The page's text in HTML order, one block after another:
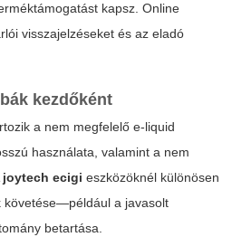
kapsz. Online
visszajelzéseket és az eladó
kezdőként
a nem megfelelő e-liquid
használata, valamint a nem
joytech ecigi eszközöknél különösen
követése—például a javasolt
betartása.